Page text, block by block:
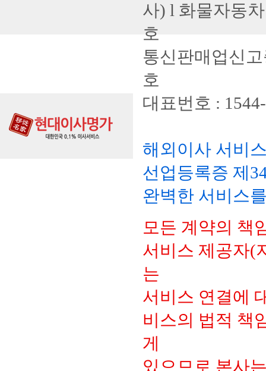
사) l 화물자동
호
통신판매업신
호
대표번호 :
해외이사 서비
선업등록증 제
완벽한 서비스
모든 계약의 책
서비스 제공자(
는
서비스 연결에
비스의 법적 책
게
있으므로 본사